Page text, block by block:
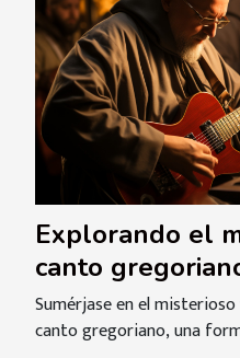
Explorando el
canto
Sumérjase en el
canto gregoriano, una